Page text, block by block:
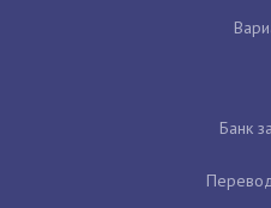
Банк